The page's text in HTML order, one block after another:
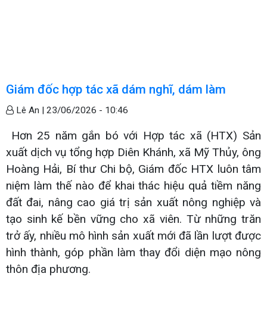
Giám đốc hợp tác xã dám nghĩ, dám làm
Lê An | 23/06/2026 - 10:46
Hơn 25 năm gắn bó với Hợp tác xã (HTX) Sản
xuất dịch vụ tổng hợp Diên Khánh, xã Mỹ Thủy, ông
Hoàng Hải, Bí thư Chi bộ, Giám đốc HTX luôn tâm
niệm làm thế nào để khai thác hiệu quả tiềm năng
đất đai, nâng cao giá trị sản xuất nông nghiệp và
tạo sinh kế bền vững cho xã viên. Từ những trăn
trở ấy, nhiều mô hình sản xuất mới đã lần lượt được
hình thành, góp phần làm thay đổi diện mạo nông
thôn địa phương.